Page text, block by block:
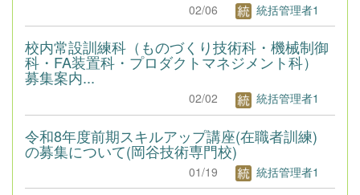
02/06 統括管理者1
校内常設訓練科（ものづくり技術科・機械制御
科・FA装置科・プロダクトマネジメント科）
募集案内...
02/02 統括管理者1
令和8年度前期スキルアップ講座(在職者訓練)
の募集について(岡谷技術専門校)
01/19 統括管理者1